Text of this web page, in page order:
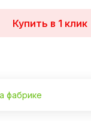
Купить в 1 клик
фабрике